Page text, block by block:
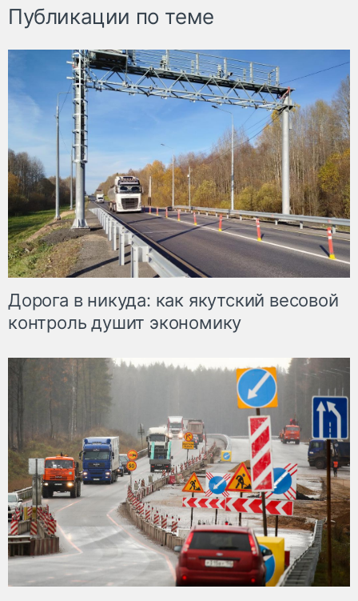
Публикации по теме
Дорога в никуда: как якутский весовой
контроль душит экономику